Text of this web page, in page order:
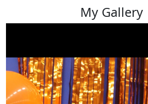
My Gallery